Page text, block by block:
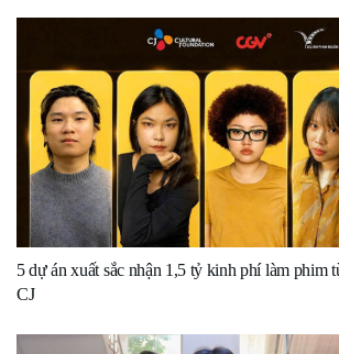
5 dự án xuất sắc nhận 1,5 tỷ kinh phí làm phim
CJ